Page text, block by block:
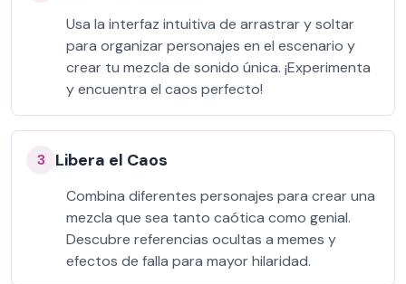
Usa la interfaz intuitiva de arrastrar y soltar
para organizar personajes en el escenario y
crear tu mezcla de sonido única. ¡Experimenta
y encuentra el caos perfecto!
3 Libera el Caos
Combina diferentes personajes para crear una
mezcla que sea tanto caótica como genial.
Descubre referencias ocultas a memes y
efectos de falla para mayor hilaridad.